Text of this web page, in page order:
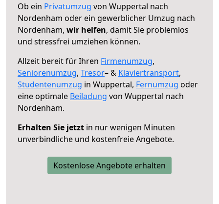
Ob ein Privatumzug von Wuppertal nach
Nordenham oder ein gewerblicher Umzug nach
Nordenham, wir helfen, damit Sie problemlos
und stressfrei umziehen können.
Allzeit bereit für Ihren Firmenumzug,
Seniorenumzug, Tresor– & Klaviertransport,
Studentenumzug in Wuppertal, Fernumzug oder
eine optimale Beiladung von Wuppertal nach
Nordenham.
Erhalten Sie jetzt in nur wenigen Minuten
unverbindliche und kostenfreie Angebote.
Kostenlose Angebote erhalten